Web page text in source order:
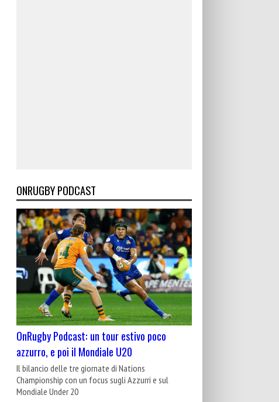
ONRUGBY PODCAST
OnRugby Podcast: un tour estivo poco
azzurro, e poi il Mondiale U20
Il bilancio delle tre giornate di Nations
Championship con un focus sugli Azzurri e sul
Mondiale Under 20